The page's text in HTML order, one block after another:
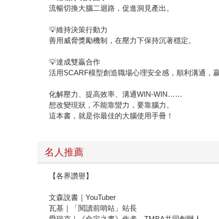
流暢切換大腦二迴路，促進洞見產出。
💡維持決策行動力
善用威脅獎勵機制，在壓力下保持沉著穩定。
💡達成雙贏合作
活用SCARF模型創造職場心理安全感，順利溝通，
化解壓力、提高效率、溝通WIN-WIN……
想改變現狀，不能靠蠻力，要靠腦力。
這本書，就是你最佳的大腦使用手冊！
名人推薦
【各界讚譽】
文森說書｜YouTuber
瓦基｜「閱讀前哨站」站長